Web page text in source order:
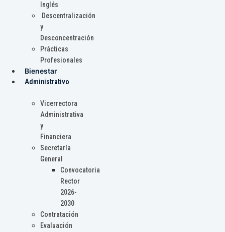
Inglés
Descentralización
y
Desconcentración
Prácticas
Profesionales
Bienestar
Administrativo
Vicerrectora
Administrativa
y
Financiera
Secretaría
General
Convocatoria
Rector
2026-
2030
Contratación
Evaluación